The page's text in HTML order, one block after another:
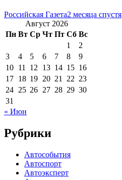
Российская Газета2 месяца спустя
Август 2026
Пн Вт Ср Чт Пт Сб Вс
1
2
3
4 5 6 7 8
9
10 11 12 13 14 15 16
17 18 19 20 21 22 23
24 25 26 27 28 29 30
31
« Июн
Рубрики
Автособытия
Автоспорт
Автоэксперт